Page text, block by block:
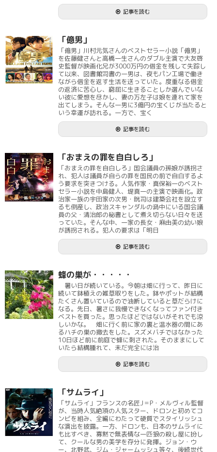
記事を読む
「億男」
「億男」川村元気さんのベストセラー小説「億男」
を佐藤健さんと高橋一生さんのダブル主演で大友啓
史監督が映画化兄が3000万円の借金を残して失踪し
て以来、図書館司書の一男は、夜もパン工場で働き
ながら借金を返す生活を送っていた。度重なる借金
の返済に苦心し、窮屈に生きることしか選んでいな
い彼に愛想を尽かし、妻の万左子は娘を連れて家を
出てしまう。そんな一男に3億円の宝くじが当たると
いう幸運が訪れる。一方で、宝く
記事を読む
「おまえの罪を自白しろ」
「おまえの罪を自白しろ」国会議員の孫娘が誘拐さ
れ、犯人は議員が自らの罪を国民の前で自白するよ
う要求を突きつける。人気作家・真保裕一のベスト
セラー小説を中島健人、堤真一の主演で映画化。政
治家一族の宇田家の次男・晄司は建築会社を設立す
るも倒産し、政治スキャンダルの渦中にいる国会議
員の父・清治郎の秘書として煮え切らない日々を送
っていた。そんな中、一家の長女・麻由美の幼い娘
が誘拐される。犯人の要求は「明日
記事を読む
蜂の巣が・・・・・
暑い日が続いている。今朝は畑に行って、昨日に
続いて鉢植えの雑草取りをした。鉢やポットが結構
たくさん置いているので油断していると草だらけに
なる。先日、暑さに我慢できなくなってファン付き
ベストを買った。思ったほどではないがそれでも涼
しいかな。 畑に行く前に家の裏と温水器の間にあ
るハチの巣の撤去をした。スズメバチではなかった
10日ほど前に前庭で蜂に刺された。そのままにして
いたら結構腫れて、未だ完全には治
記事を読む
「サムライ」
「サムライ」フランスの名匠J＝P・メルヴィル監督
が、当時人気絶頂の人気スター、ドロンと初めてコ
ンビを組み、全編にわたって硬質でスタイリッシュ
な演出を披露。一方、ドロンも、日本のサムライに
も比すべき、寡黙で無表情な一匹狼の殺し屋に扮し
て、クールな男の美学を存分に発揮。ジョン・ウ
ー、北野武、ジム・ジャームッシュ等々、後続世代